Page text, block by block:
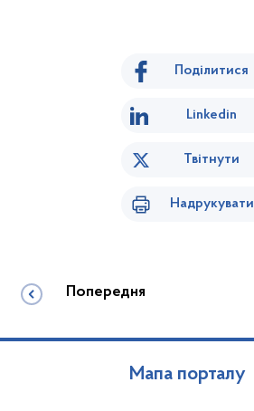
Поділитися
Linkedin
Твітнути
Надрукувати
Попередня
Мапа порталу